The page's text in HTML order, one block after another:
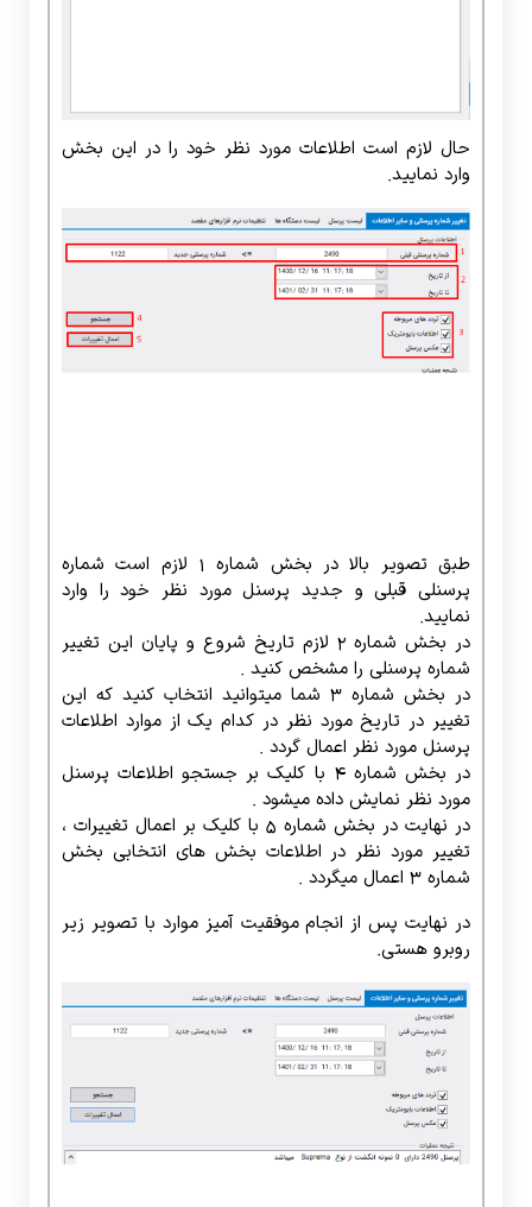
حال لازم است اطلاعات مورد نظر خود را در این بخش
وارد نمایید.
طبق تصویر بالا در بخش شماره 1 لازم است شماره
پرسنلی قبلی و جدید پرسنل مورد نظر خود را وارد
نمایید.
در بخش شماره 2 لازم تاریخ شروع و پایان این تغییر
شماره پرسنلی را مشخص کنید .
در بخش شماره 3 شما میتوانید انتخاب کنید که این
تغییر در تاریخ مورد نظر در کدام یک از موارد اطلاعات
پرسنل مورد نظر اعمال گردد .
در بخش شماره 4 با کلیک بر جستجو اطلاعات پرسنل
مورد نظر نمایش داده میشود .
در نهایت در بخش شماره 5 با کلیک بر اعمال تغییرات ،
تغییر مورد نظر در اطلاعات بخش های انتخابی بخش
شماره 3 اعمال میگردد .
در نهایت پس از انجام موفقیت آمیز موارد با تصویر زیر
روبرو هستی.